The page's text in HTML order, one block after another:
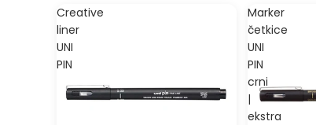
Creative
liner
UNI
PIN
Marker
četkice
UNI
PIN
crni
|
ekstra